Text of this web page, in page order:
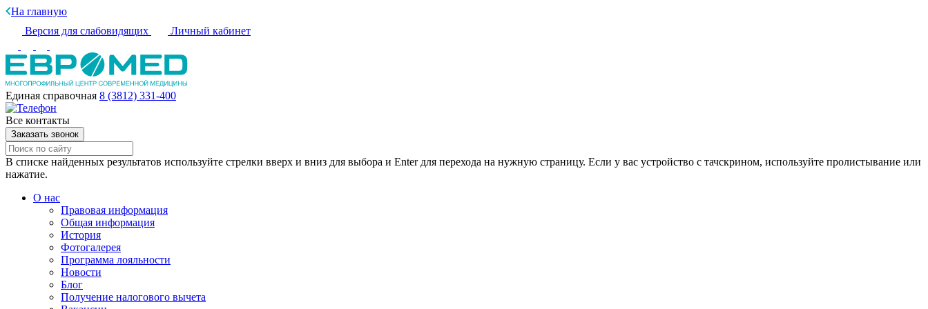
На главную
Версия для слабовидящих
Личный кабинет
Единая справочная 8 (3812) 331-400
Все контакты
Заказать звонок
В списке найденных результатов используйте стрелки вверх и вниз для выбора и Enter для перехода на нужную страницу. Если у вас устройство с тачскрином, используйте пролистывание или
нажатие.
О нас
Правовая информация
Общая информация
История
Фотогалерея
Программа лояльности
Новости
Блог
Получение налогового вычета